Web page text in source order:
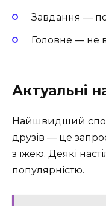
Завдання —
Головне — не
Актуальні
Найшвидший
друзів — це
з їжею. Деякі
популярністю.